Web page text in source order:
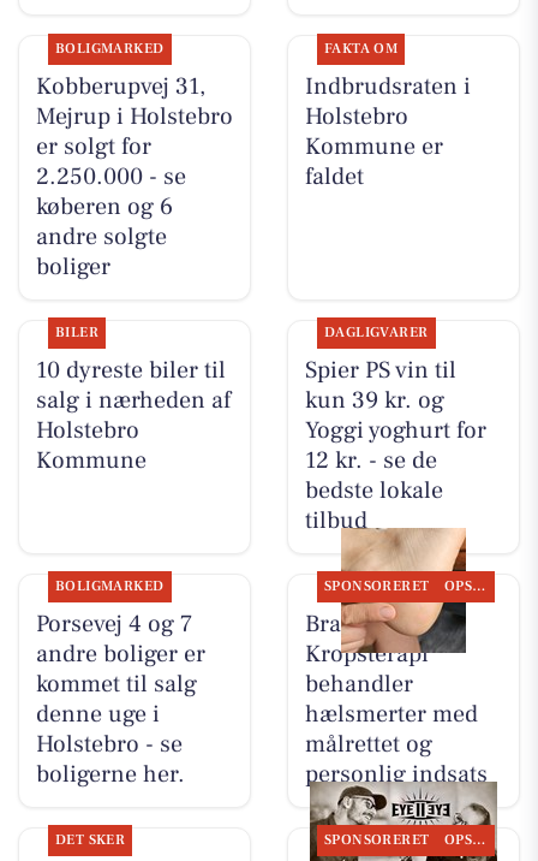
BOLIGMARKED
Kobberupvej 31,
Mejrup i Holstebro
er solgt for
2.250.000 - se
køberen og 6
andre solgte
boliger
FAKTA OM
Indbrudsraten i
Holstebro
Kommune er
faldet
BILER
10 dyreste biler til
salg i nærheden af
Holstebro
Kommune
DAGLIGVARER
Spier PS vin til
kun 39 kr. og
Yoggi yoghurt for
12 kr. - se de
bedste lokale
tilbud
BOLIGMARKED
Porsevej 4 og 7
andre boliger er
kommet til salg
denne uge i
Holstebro - se
boligerne her.
SPONSORERET OPSLAGSTAVLEN
Brandsborgs
Kropsterapi
behandler
hælsmerter med
målrettet og
personlig indsats
DET SKER SPONSORERET OPSLAGSTAVLEN